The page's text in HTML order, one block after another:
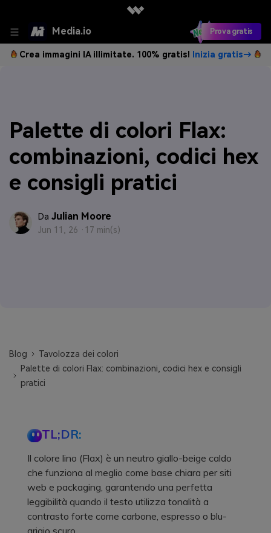
Media.io Prova gratis
Crea immagini IA illimitate. 100% gratis! Inizia gratis→
Palette di colori Flax:
combinazioni, codici hex
e consigli pratici
Da Julian Moore
Jun 11, 26 · 17 min(s)
Blog
Tavolozza dei colori
Palette di colori Flax: combinazioni, codici hex e consigli
pratici
TL;DR:
Il colore lino (Flax) è un neutro giallo-beige caldo
che funziona al meglio come base chiara per siti
web e packaging, garantendo una perfetta
leggibilità quando il testo utilizza tonalità a
contrasto forte come carbone, espresso o blu-
grigio scuro.